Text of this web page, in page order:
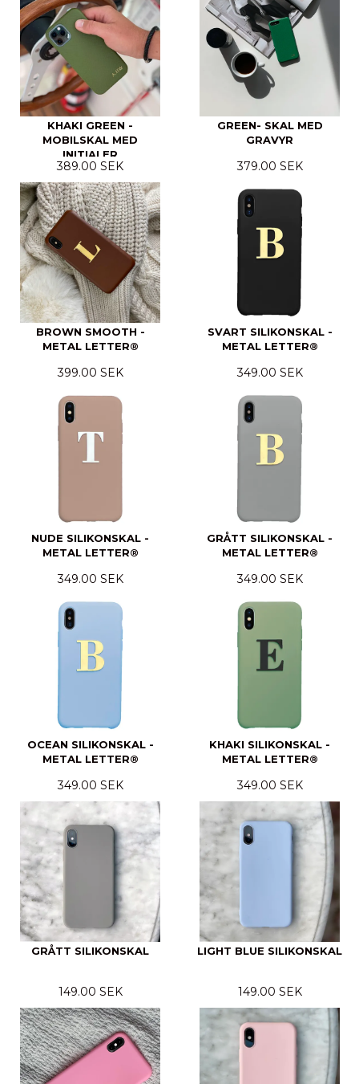
KHAKI GREEN -
MOBILSKAL MED
INITIALER
389.00 SEK
GREEN- SKAL MED
GRAVYR
379.00 SEK
BROWN SMOOTH -
METAL LETTER®
399.00 SEK
SVART SILIKONSKAL -
METAL LETTER®
349.00 SEK
NUDE SILIKONSKAL -
METAL LETTER®
349.00 SEK
GRÅTT SILIKONSKAL -
METAL LETTER®
349.00 SEK
OCEAN SILIKONSKAL -
METAL LETTER®
349.00 SEK
KHAKI SILIKONSKAL -
METAL LETTER®
349.00 SEK
GRÅTT SILIKONSKAL
149.00 SEK
LIGHT BLUE SILIKONSKAL
149.00 SEK